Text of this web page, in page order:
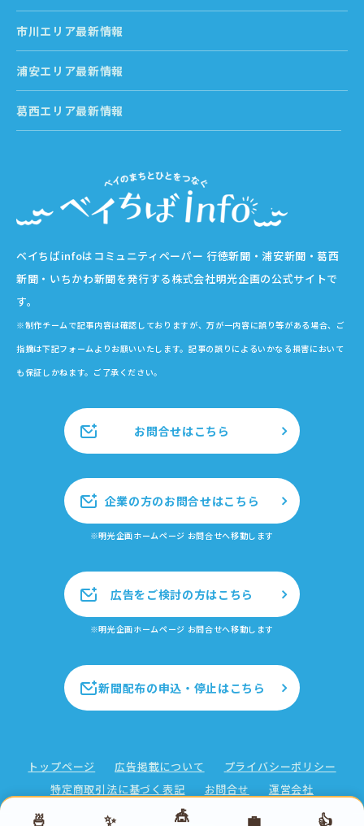
ベイちばinfoはコミュニティペーパー 行徳新聞・浦安新聞・葛西
新聞・いちかわ新聞を発行する株式会社明光企画の公式サイトで
す。
※制作チームで記事内容は確認しておりますが、万が一内容に誤り等がある場合、ご
指摘は下記フォームよりお願いいたします。記事の誤りによるいかなる損害において
も保証しかねます。ご了承ください。
お問合せはこちら
企業の方のお問合せはこちら
※明光企画ホームページ お問合せへ移動します
広告をご検討の方はこちら
※明光企画ホームページ お問合せへ移動します
新聞配布の申込・停止はこちら
🍜 ✨ 🎪 💼 👍
市川エリア最新情報
浦安エリア最新情報
葛西エリア最新情報
トップページ 広告掲載について
プライバシーポリシー
特定商取引法に基づく表記
お問合せ 運営会社